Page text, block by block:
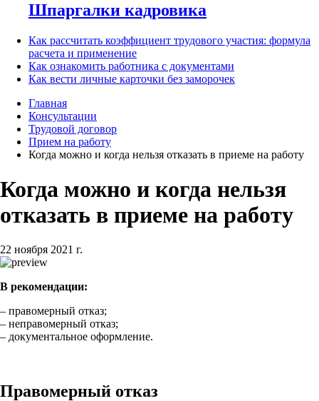
Шпаргалки кадровика
Как рассчитать коэффициент трудового участия: формула
расчета и применение
Как ознакомить работника с документами
Как вести личные карточки без заморочек
Главная
Консультации
Трудовой договор
Прием на работу
Когда можно и когда нельзя отказать в приеме на работу
Когда можно и когда нельзя
отказать в приеме на работу
22 ноября 2021 г.
В рекомендации:
– правомерный отказ;
– неправомерный отказ;
– документальное оформление.
Правомерный отказ